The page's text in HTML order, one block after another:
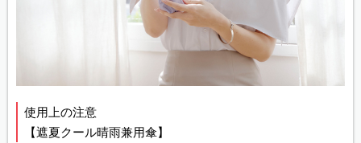
使用上の注意
【遮夏クール晴雨兼用傘】